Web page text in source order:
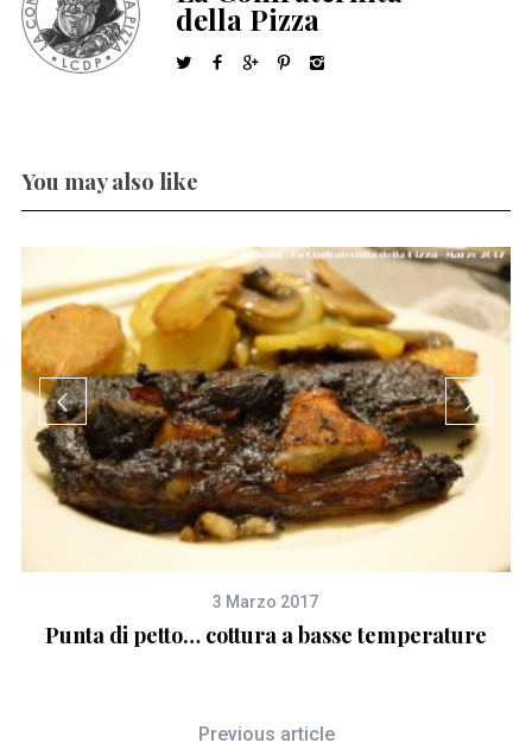
della Pizza
You may also like
3 Marzo 2017
Punta di petto… cottura a basse temperature
Previous article